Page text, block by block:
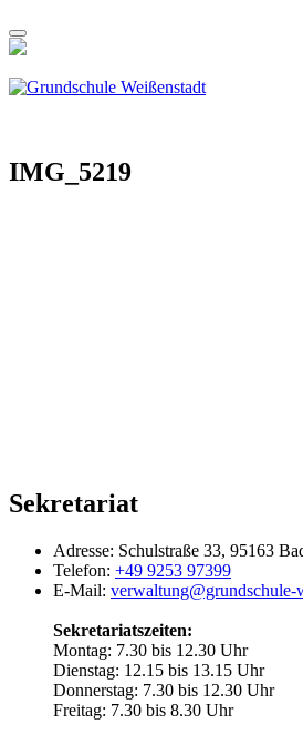
IMG_5219
Sekretariat
Adresse: Schulstraße 33, 95163
Telefon: +49 9253 97399
E-Mail: verwaltung@grundschule-
Sekretariatszeiten:
Montag: 7.30 bis 12.30 Uhr
Dienstag: 12.15 bis 13.15 Uhr
Donnerstag: 7.30 bis 12.30 Uhr
Freitag: 7.30 bis 8.30 Uhr